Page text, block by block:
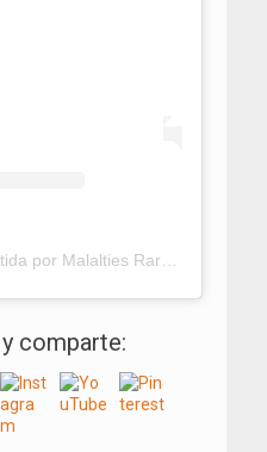
Una publicación compartida por Malalties Rares Illes Balears (@malalties_rares_ib)
comparte: